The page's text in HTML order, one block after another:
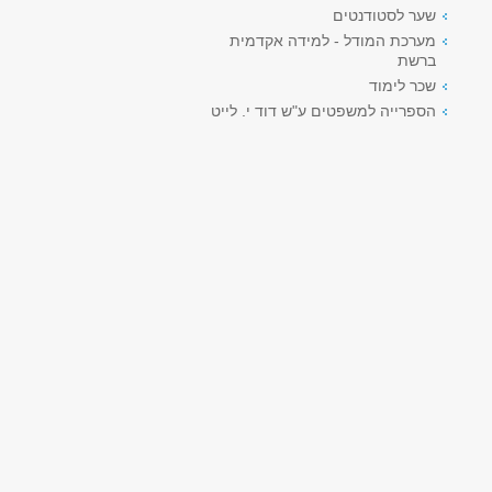
שער לסטודנטים
מערכת המודל - למידה אקדמית
ברשת
שכר לימוד
הספרייה למשפטים ע"ש דוד י. לייט